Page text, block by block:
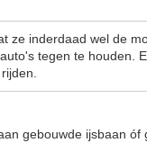
ze inderdaad wel de
tegen te houden.
gebouwde ijsbaan